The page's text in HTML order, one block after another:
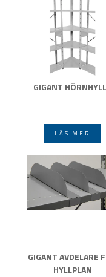
GIGANT
LÄS MER
GIGANT AVDELARE
HYLLPLAN